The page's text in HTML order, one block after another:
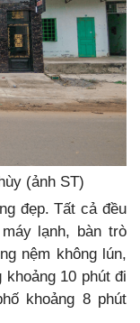
(ảnh ST)
đẹp. Tất cả đều
lạnh, bàn trò
nệm không lún,
10 phút đi
khoảng 8 phút